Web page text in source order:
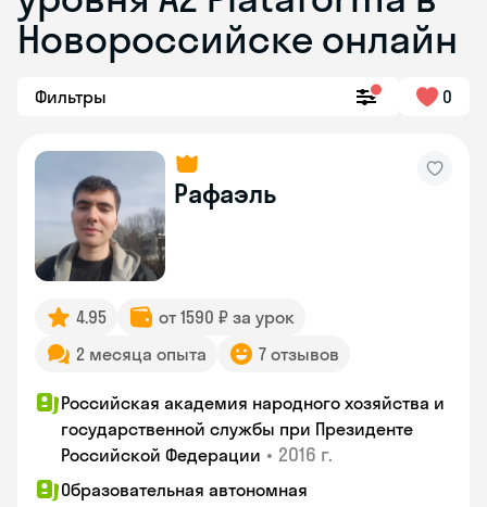
Новороссийске онлайн
Фильтры 0
Рафаэль
4.95
от 1590 ₽ за урок
2 месяца опыта
7 отзывов
Российская академия народного хозяйства и
государственной службы при Президенте
Российской Федерации • 2016 г.
Образовательная автономная
Skyeng Chat